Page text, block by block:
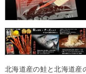
北海道産の鮭と北海道産